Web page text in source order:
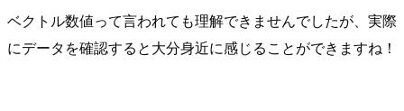
ベクトル数値って言われても理解できませんでしたが、実際
にデータを確認すると大分身近に感じることができますね！